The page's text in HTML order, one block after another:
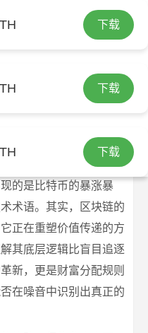
下载
下载
下载
实现财富增长？
imtoken官网
增长？
的是比特币的暴涨暴
术语。其实，区块链的
正在重塑价值传递的方
其底层逻辑比盲目追逐
新，更是财富分配规则
在噪音中识别出真正的